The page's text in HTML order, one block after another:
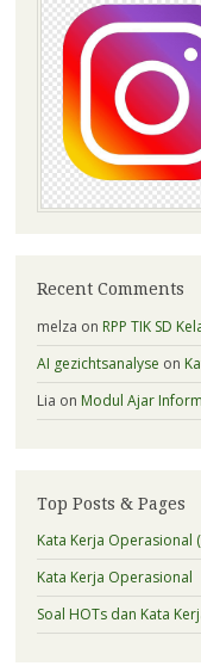
Recent Comments
melza on RPP TIK SD
AI gezichtsanalyse on
Lia on Modul Ajar
Top Posts & Pages
Kata Kerja Operasional
Kata Kerja Operasional
Soal HOTs dan Kata